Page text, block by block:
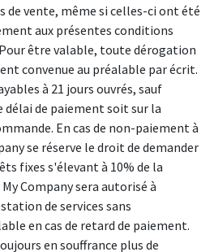
de vente, même si celles-ci ont été
aux présentes conditions
être valable, toute dérogation
convenue au préalable par écrit.
à 21 jours ouvrés, sauf
de paiement soit sur la
En cas de non-paiement à
se réserve le droit de demander
fixes s'élevant à 10% de la
Company sera autorisé à
de services sans
en cas de retard de paiement.
en souffrance plus de